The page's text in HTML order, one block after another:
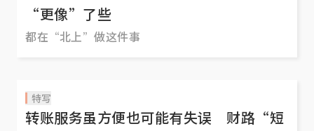
“更像”了些
都在“北上”做这件事
特写
转账服务虽方便也可能有失误 财路“短